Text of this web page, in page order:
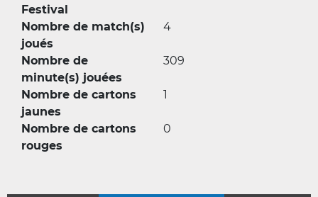
Festival
Nombre de match(s)
joués
4
Nombre de
minute(s) jouées
309
Nombre de cartons
jaunes
1
Nombre de cartons
rouges
0